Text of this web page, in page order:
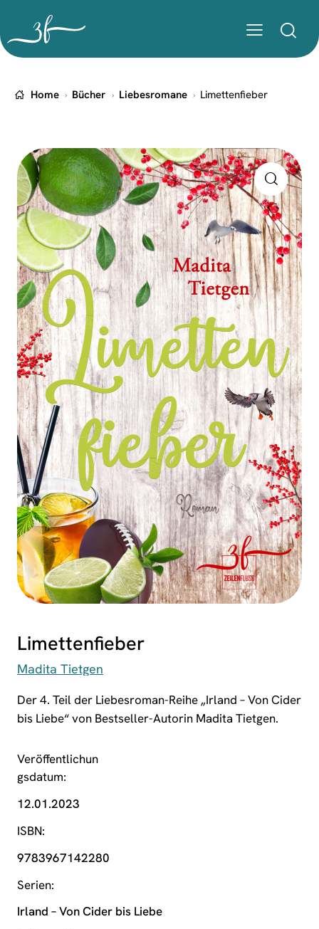
Home Bücher Liebesromane Limettenfieber
Limettenfieber
Madita Tietgen
Der 4. Teil der Liebesroman-Reihe „Irland – Von Cider
bis Liebe“ von Bestseller-Autorin Madita Tietgen.
Veröffentlichun
gsdatum
12.01.2023
ISBN
9783967142280
Serien
Irland – Von Cider bis Liebe